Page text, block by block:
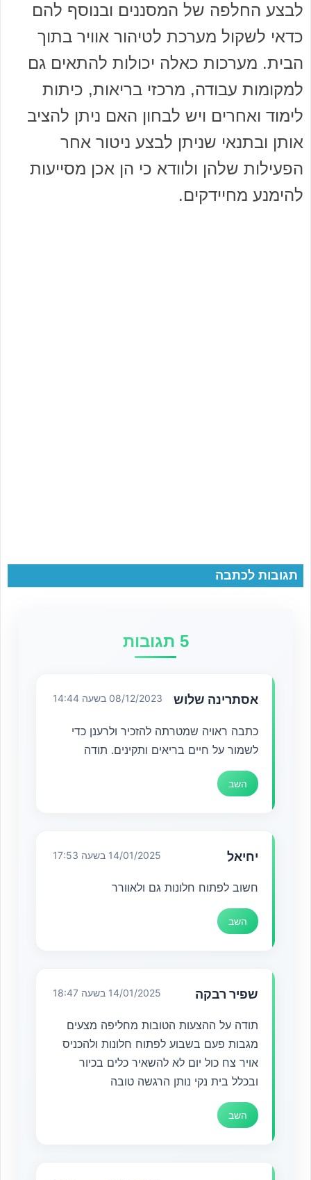
לבצע החלפה של המסננים ובנוסף להם
כדאי לשקול מערכת לטיהור אוויר בתוך
הבית. מערכות כאלה יכולות להתאים גם
למקומות עבודה, מרכזי בריאות, כיתות
לימוד ואחרים ויש לבחון האם ניתן להציב
אותן ובתנאי שניתן לבצע ניטור אחר
הפעילות שלהן ולוודא כי הן אכן מסייעות
להימנע מחיידקים.
תגובות לכתבה
5 תגובות
אסתרינה שלוש 08/12/2023 בשעה 14:44
כתבה ראויה שמטרתה להזכיר ולרענן כדי
לשמור על חיים בריאים ותקינים. תודה
השב
יחיאל 14/01/2025 בשעה 17:53
חשוב לפתוח חלונות גם ולאוורר
השב
שפיר רבקה 14/01/2025 בשעה 18:47
תודה על ההצעות הטובות מחליפה מצעים
מגבות פעם בשבוע לפתוח חלונות ולהכניס
אויר צח כול יום לא להשאיר כלים בכיור
ובכלל בית נקי נותן הרגשה טובה
השב